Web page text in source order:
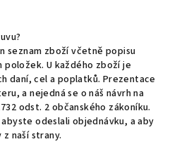
seznam zboží včetně popisu
U každého zboží je
daní, cel a poplatků. Prezentace
a nejedná se o náš návrh na
odst. 2 občanského zákoníku.
odeslali objednávku, a aby
naší strany.